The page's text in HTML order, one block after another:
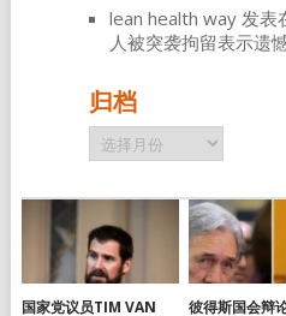
lean health way发表
人被突袭拘留表示遗
归档
归
档
国家党议员TIM VAN 彼得斯国会辩